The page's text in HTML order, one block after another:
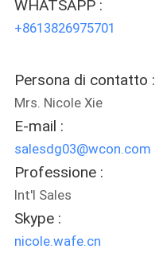
SITO
PRIVACY
POLICY
WHATSAPP :
+8613826975701
Persona di contatto :
Mrs. Nicole Xie
E-mail :
salesdg03@wcon.com
Professione :
Int'l Sales
Skype :
nicole.wafe.cn